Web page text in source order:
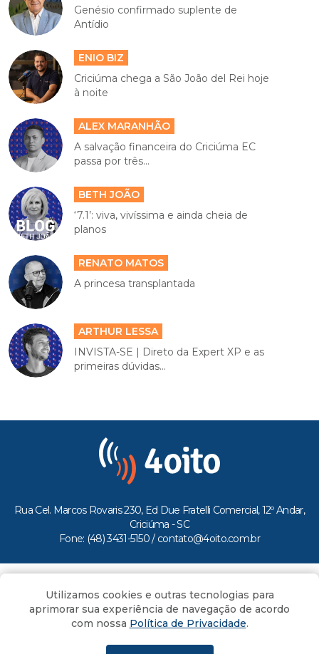
Genésio confirmado suplente de
Antídio
ENIO BIZ
Criciúma chega a São João del Rei hoje
à noite
ALEX MARANHÃO
A salvação financeira do Criciúma EC
passa por três...
BETH JOÃO
‘7.1’: viva, vivíssima e ainda cheia de
planos
RENATO MATOS
A princesa transplantada
ARTHUR LESSA
INVISTA-SE | Direto da Expert XP e as
primeiras dúvidas...
Rua Cel. Marcos Rovaris 230, Ed Due Fratelli Comercial, 12º Andar,
Criciúma - SC
Fone: (48) 3431-5150 / contato@4oito.com.br
Todos os direitos reservados ao Portal 4oito
Utilizamos cookies e outras tecnologias para
aprimorar sua experiência de navegação de acordo
com nossa Política de Privacidade.